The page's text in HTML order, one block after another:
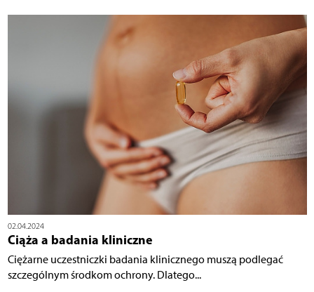
02.04.2024
Ciąża a badania kliniczne
Ciężarne uczestniczki badania klinicznego muszą podlegać
szczególnym środkom ochrony. Dlatego...